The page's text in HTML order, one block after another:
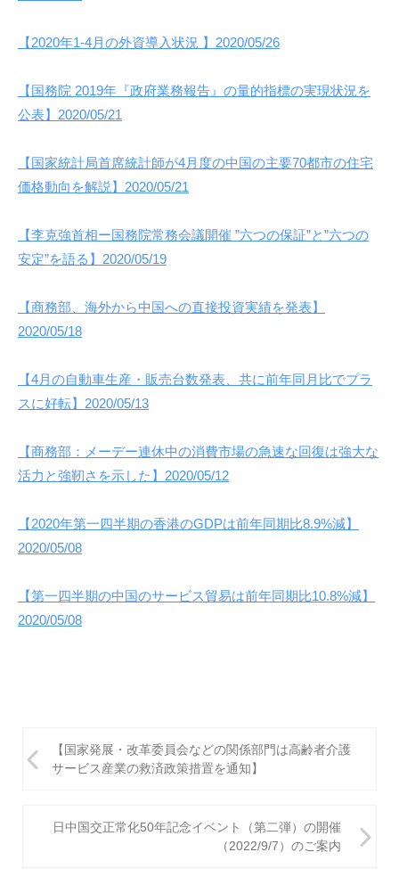
【2020年1-4月の外資導入状況 】2020/05/26
【国務院 2019年『政府業務報告』の量的指標の実現状況を
公表】2020/05/21
【国家統計局首席統計師が4月度の中国の主要70都市の住宅
価格動向を解説】2020/05/21
【李克強首相ー国務院常務会議開催 ”六つの保証”と”六つの
安定”を語る】2020/05/19
【商務部、海外から中国への直接投資実績を発表】
2020/05/18
【4月の自動車生産・販売台数発表、共に前年同月比でプラ
スに好転】2020/05/13
【商務部：メーデー連休中の消費市場の急速な回復は強大な
活力と強靭さを示した】2020/05/12
【2020年第一四半期の香港のGDPは前年同期比8.9%減】
2020/05/08
【第一四半期の中国のサービス貿易は前年同期比10.8%減】
2020/05/08
稿
【国家発展・改革委員会などの関係部門は高齢者介護
サービス産業の救済政策措置を通知】
日中国交正常化50年記念イベント（第二弾）の開催
（2022/9/7）のご案内